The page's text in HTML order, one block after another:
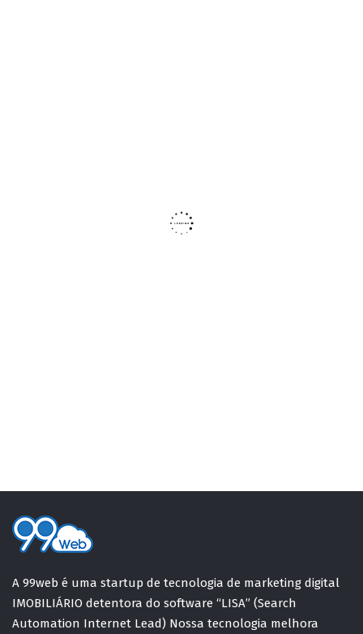
A 99web é uma startup de tecnologia de marketing digital
IMOBILIÁRIO detentora do software “LISA” (Search
Automation Internet Lead) Nossa tecnologia melhora